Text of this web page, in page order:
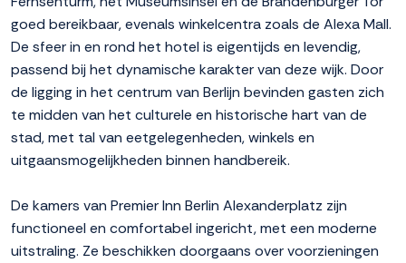
goed bereikbaar, evenals winkelcentra zoals de Alexa Mall.
De sfeer in en rond het hotel is eigentijds en levendig,
passend bij het dynamische karakter van deze wijk. Door
de ligging in het centrum van Berlijn bevinden gasten zich
te midden van het culturele en historische hart van de
stad, met tal van eetgelegenheden, winkels en
uitgaansmogelijkheden binnen handbereik.
De kamers van Premier Inn Berlin Alexanderplatz zijn
functioneel en comfortabel ingericht, met een moderne
uitstraling. Ze beschikken doorgaans over voorzieningen